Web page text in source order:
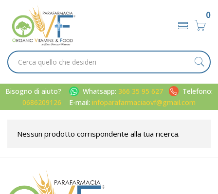
0
Bisogno di aiuto? Whatsapp: 366 35 95 627
Telefono:
0686209126
E-mail: infoparafarmaciaovf@gmail.com
Nessun prodotto corrispondente alla tua ricerca.